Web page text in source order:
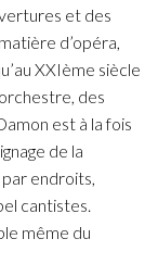
et des
d’opéra,
XXIème siècle
des
est à la fois
de la
endroits,
cantistes.
même du